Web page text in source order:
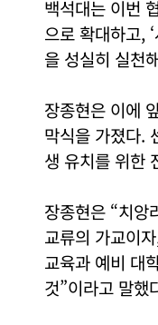
백석대는 이번
으로 확대하고,
을 성실히 실천
장종현은 이에
막식을 가졌다.
생 유치를 위한
장종현은 “치앙
교류의 가교이
교육과 예비 대
것”이라고 말했